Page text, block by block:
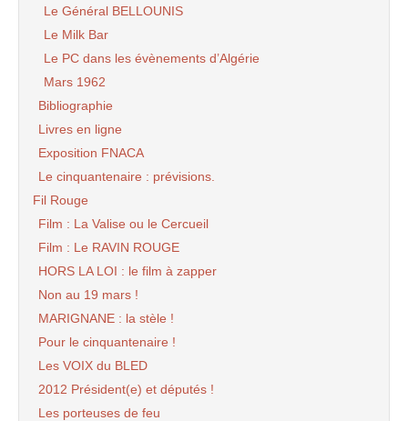
Le Général BELLOUNIS
Le Milk Bar
Le PC dans les évènements d’Algérie
Mars 1962
Bibliographie
Livres en ligne
Exposition FNACA
Le cinquantenaire : prévisions.
Fil Rouge
Film : La Valise ou le Cercueil
Film : Le RAVIN ROUGE
HORS LA LOI : le film à zapper
Non au 19 mars !
MARIGNANE : la stèle !
Pour le cinquantenaire !
Les VOIX du BLED
2012 Président(e) et députés !
Les porteuses de feu